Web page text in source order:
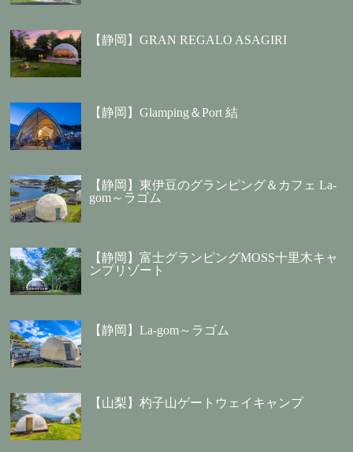
【静岡】GRAN REGALO ASAGIRI
【静岡】Glamping＆Port 結
【静岡】東伊豆のグランピング＆カフェ La-
gom～ラゴム
【静岡】富士グランピングMOSS十里木キャ
ンプリゾート
【静岡】La-gom～ラゴム
【山梨】杓子山ゲートウェイキャンプ